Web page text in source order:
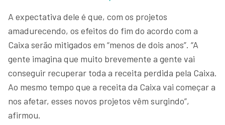
A expectativa dele é que, com os projetos
amadurecendo, os efeitos do fim do acordo com a
Caixa serão mitigados em “menos de dois anos”. “A
gente imagina que muito brevemente a gente vai
conseguir recuperar toda a receita perdida pela Caixa.
Ao mesmo tempo que a receita da Caixa vai começar a
nos afetar, esses novos projetos vêm surgindo”,
afirmou.